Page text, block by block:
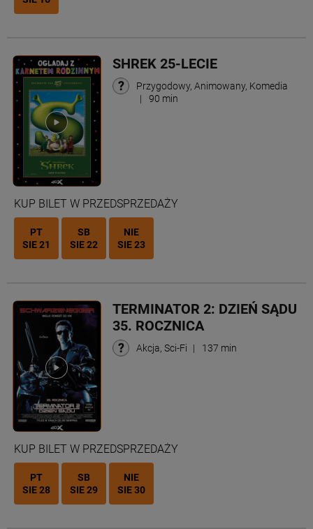
SHREK 25-LECIE
Przygodowy, Animowany, Komedia
|
90 min
KUP BILET W PRZEDSPRZEDAŻY
PT
SIE 21
SB
SIE 22
NIE
SIE 23
TERMINATOR 2: DZIEŃ SĄDU
35. ROCZNICA
Akcja, Sci-Fi | 137 min
KUP BILET W PRZEDSPRZEDAŻY
PT
SIE 28
SB
SIE 29
NIE
SIE 30